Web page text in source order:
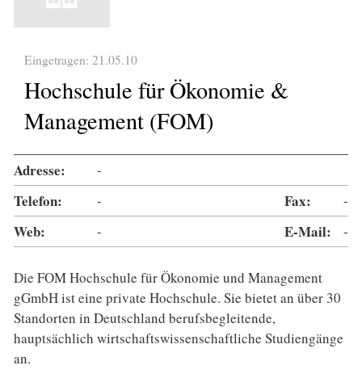
Eingetragen: 21.05.10
Hochschule für Ökonomie &
Management (FOM)
Adresse: -
Telefon: - Fax: -
Web: - E-Mail: -
Die FOM Hochschule für Ökonomie und Management
gGmbH ist eine private Hochschule. Sie bietet an über 30
Standorten in Deutschland berufsbegleitende,
hauptsächlich wirtschaftswissenschaftliche Studiengänge
an.